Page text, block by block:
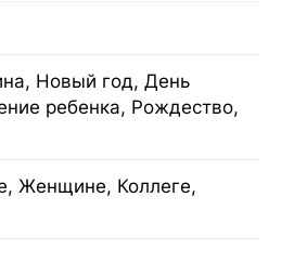
Новый год, День
ребенка, Рождество,
Женщине, Коллеге,